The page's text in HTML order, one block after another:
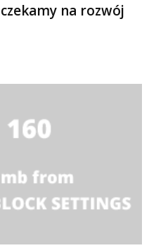
na rozwój